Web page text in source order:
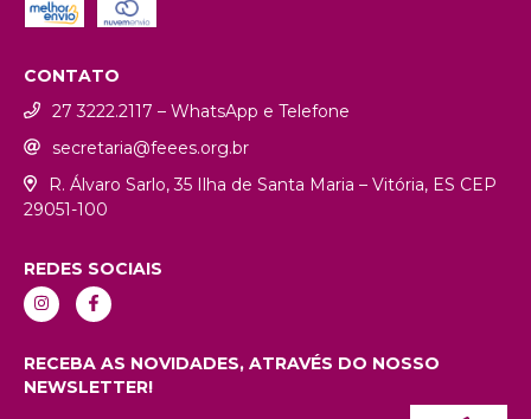
CONTATO
27 3222.2117 – WhatsApp e Telefone
secretaria@feees.org.br
R. Álvaro Sarlo, 35 Ilha de Santa Maria – Vitória, ES CEP
29051-100
REDES SOCIAIS
RECEBA AS NOVIDADES, ATRAVÉS DO NOSSO
NEWSLETTER!